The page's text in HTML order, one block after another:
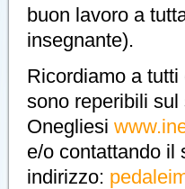
buon lavoro a
insegnante).
Ricordiamo a
sono reperibili
Onegliesi
e/o contattando il
indirizzo: